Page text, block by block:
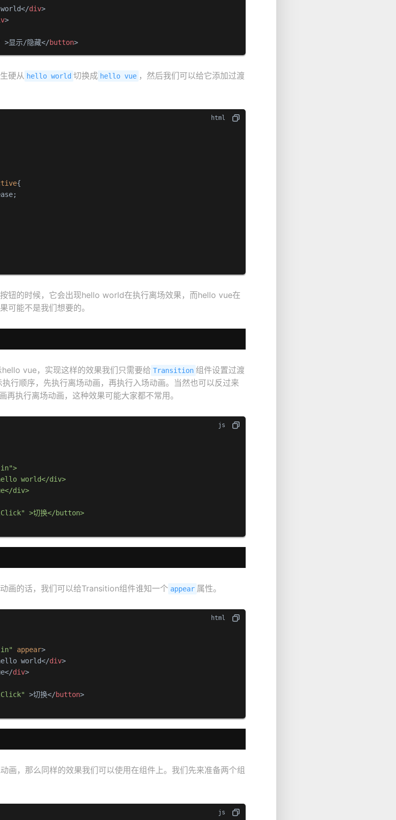
</div>
>
>显示/隐藏</button>
硬从 hello world 切换成 hello vue ，然后我们可以给它添加过渡
{
钮的时候，它会出现hello world在执行离场效果，而hello vue在
可能不是我们想要的。
vue，实现这样的效果我们只需要给 Transition 组件设置过渡
执行顺序，先执行离场动画，再执行入场动画。当然也可以反过来
执行离场动画，这种效果可能大家都不常用。
world</div>
div>
>切换</button>
画的话，我们可以给Transition组件谁知一个 appear 属性。
appear>
world</div>
</div>
>切换</button>
画，那么同样的效果我们可以使用在组件上。我们先来准备两个组